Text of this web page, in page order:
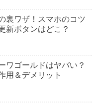
裏ワザ！スマホのコツ
新ボタンはどこ？
ワゴールドはヤバい？
用＆デメリット